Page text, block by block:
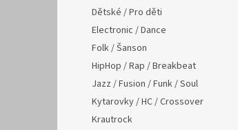
Dětské / Pro děti
Electronic / Dance
Folk / Šanson
HipHop / Rap / Breakbeat
Jazz / Fusion / Funk / Soul
Kytarovky / HC / Crossover
Krautrock